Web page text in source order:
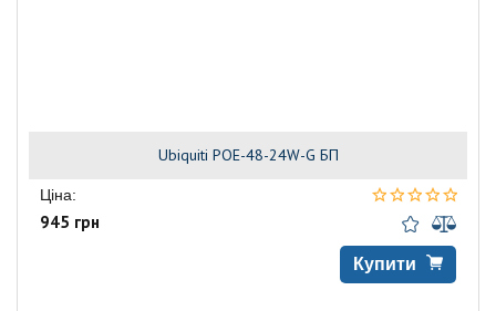
Ubiquiti POE-48-24W-G БП
Ціна:
945 грн
Купити